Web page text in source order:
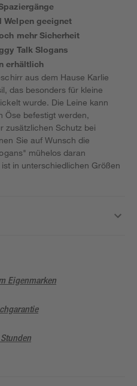
Welpen geeignet
mehr Sicherheit
Talk Slogans
erhältlich
aus dem Hause Karlie
das besonders für kleine
wurde. Die Leine kann
Öse befestigt werden,
zusätzlichen Schutz bei
Sie auf Wunsch die
mühelos daran
in unterschiedlichen Größen
Eigenmarken